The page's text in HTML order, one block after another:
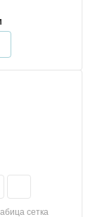
сетка